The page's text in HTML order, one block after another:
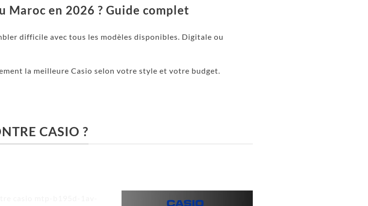
Maroc en 2026 ? Guide complet
difficile avec tous les modèles disponibles. Digitale ou
la meilleure Casio selon votre style et votre budget.
CASIO ?